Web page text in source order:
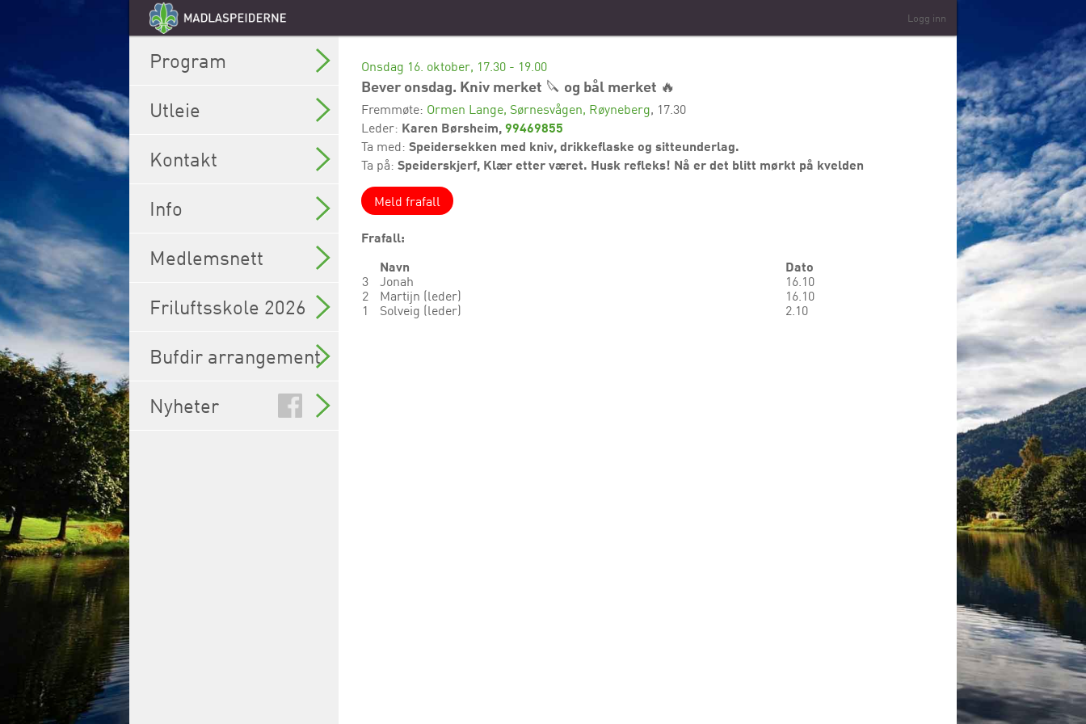
Program
Utleie
Kontakt
Info
Medlemsnett
Friluftsskole 2026
Bufdir arrangement
Nyheter
Logg inn
Onsdag 16. oktober, 17.30 - 19.00
Bever onsdag. Kniv merket 🔪 og bål merket 🔥
Fremmøte: Ormen Lange, Sørnesvågen, Røyneberg, 17.30
Leder: Karen Børsheim,99469855
Ta med: Speidersekken med kniv, drikkeflaske og sitteunderlag.
Ta på: Speiderskjerf, Klær etter været. Husk refleks! Nå er det blitt mørkt på kvelden
Meld frafall
Frafall:
Navn
Dato
3 Jonah
16.10
2
Martijn (leder)
16.10
1
Solveig (leder) 2.10